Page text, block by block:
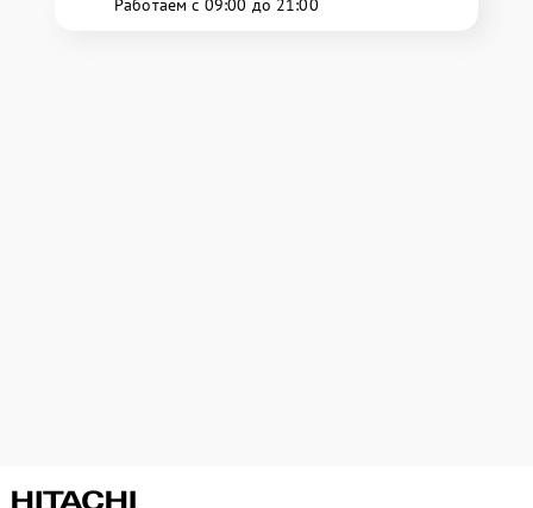
Работаем с 09:00 до 21:00